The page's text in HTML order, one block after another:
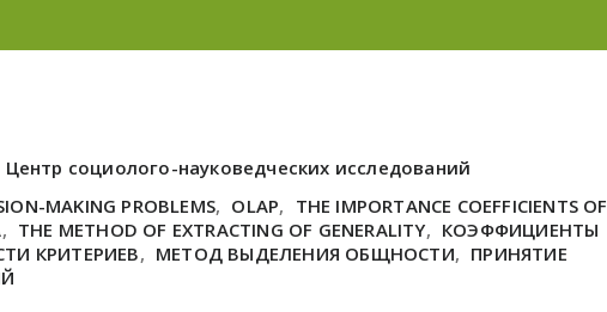
Центр социолого-науковедческих исследований
MAKING PROBLEMS, OLAP, THE IMPORTANCE COEFFICIENTS OF
, THE METHOD OF EXTRACTING OF GENERALITY, КОЭФФИЦИЕНТЫ
КРИТЕРИЕВ, МЕТОД ВЫДЕЛЕНИЯ ОБЩНОСТИ, ПРИНЯТИЕ